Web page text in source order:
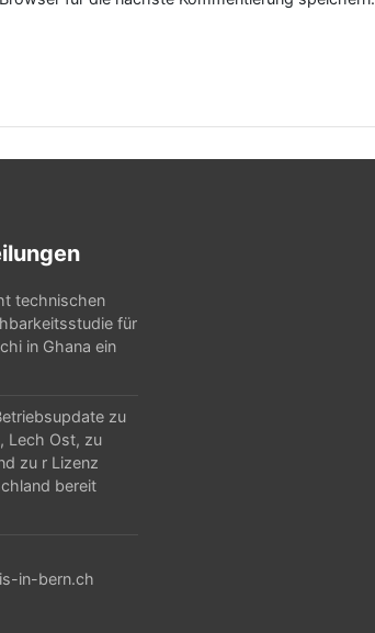
technischen
für
in Ghana ein
zu
Lech Ost, zu
zu r Lizenz
bereit
in-bern.ch